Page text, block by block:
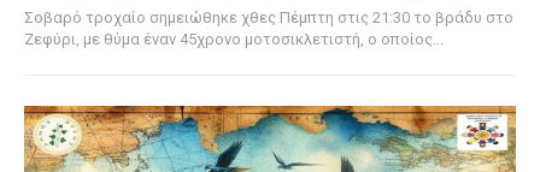
Σοβαρό τροχαίο σημειώθηκε χθες Πέμπτη στις 21:30 το βράδυ στο
Ζεφύρι, με θύμα έναν 45χρονο μοτοσικλετιστή, ο οποίος...